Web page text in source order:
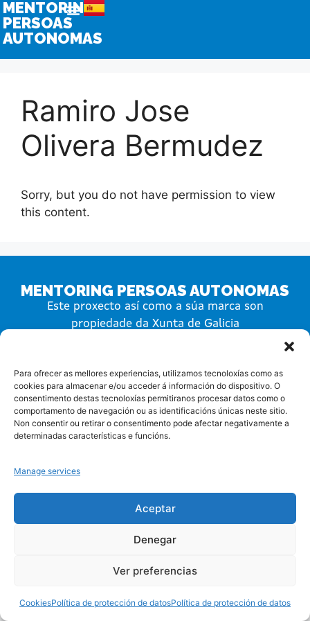
Para ofrecer as mellores experiencias, utilizamos tecnoloxías como as
cookies para almacenar e/ou acceder á información do dispositivo. O
consentimento destas tecnoloxías permitiranos procesar datos como o
comportamento de navegación ou as identificacións únicas neste sitio.
Non consentir ou retirar o consentimento pode afectar negativamente a
determinadas características e funcións.
Manage services
Aceptar
Denegar
Ver preferencias
CookiesPolítica de protección de datosPolítica de protección de datos
MENTORING
PERSOAS
AUTONOMAS
Ramiro Jose
Olivera Bermudez
Sorry, but you do not have permission to view
this content.
MENTORING PERSOAS AUTONOMAS
Este proxecto así como a súa marca son
propiedade da Xunta de Galicia
Protección de datos Cookies